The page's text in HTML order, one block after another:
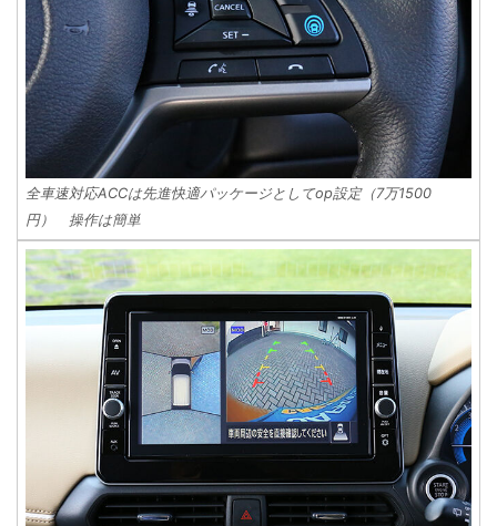
全車速対応ACCは先進快適パッケージとしてop設定（7万1500
円） 操作は簡単